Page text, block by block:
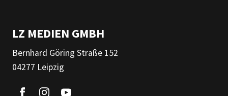
LZ MEDIEN GMBH
Bernhard Göring Straße 152
04277 Leipzig